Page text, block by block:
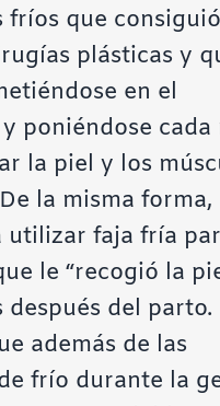
fríos que
plásticas y
en el
poniéndose cada
la piel y los
la misma forma,
utilizar faja fría
le “recogió la
después del parto.
además de las
frío durante la